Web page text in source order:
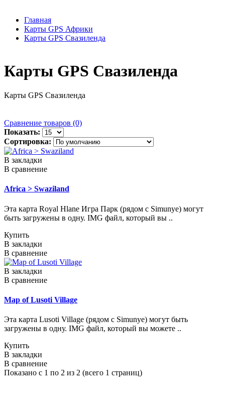
Главная
Карты GPS Африки
Карты GPS Свазиленда
Карты GPS Свазиленда
Карты GPS Свазиленда
Сравнение товаров (0)
Показать:
Сортировка:
В закладки
В сравнение
Africa > Swaziland
Эта карта Royal Hlane Игра Парк (рядом с Simunye) могут
быть загружены в одну. IMG файл, который вы ..
Купить
В закладки
В сравнение
В закладки
В сравнение
Map of Lusoti Village
Эта карта Lusoti Village (рядом с Simunye) могут быть
загружены в одну. IMG файл, который вы можете ..
Купить
В закладки
В сравнение
Показано с 1 по 2 из 2 (всего 1 страниц)